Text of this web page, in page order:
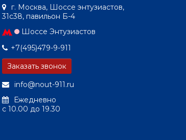
г. Москва, Шоссе энтузиастов,
31с38, павильон Б-4
Шоссе Энтузиастов
+7(495)479-9-911
Заказать звонок
info@nout-911.ru
Ежедневно
c 10.00 до 19.30